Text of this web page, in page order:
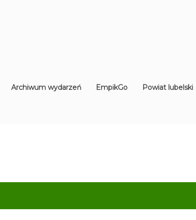
Archiwum wydarzeń EmpikGo Powiat lubelski